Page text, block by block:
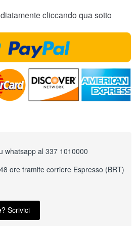
cliccando qua sotto
whatsapp al 337 1010000
ore tramite corriere Espresso (BRT)
Scrivici